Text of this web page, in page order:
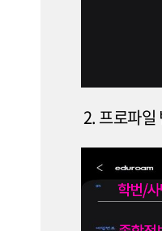
2. 프로파일